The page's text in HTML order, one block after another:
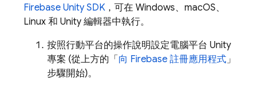
Firebase Unity SDK ，可在 Windows、macOS、
Linux 和 Unity 編輯器中執行。
按照行動平台的操作說明設定電腦平台 Unity
專案 (從上方的「 向 Firebase 註冊應用程式」
步驟開始)。